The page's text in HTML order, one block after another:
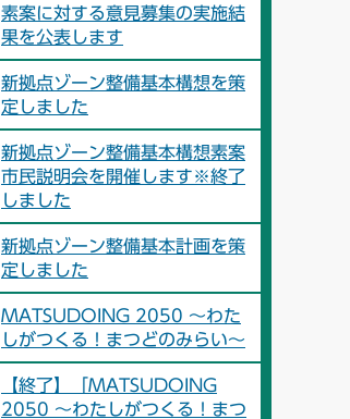
素案に対する意見募集の実施結
果を公表します
新拠点ゾーン整備基本構想を策
定しました
新拠点ゾーン整備基本構想素案
市民説明会を開催します※終了
しました
新拠点ゾーン整備基本計画を策
定しました
MATSUDOING 2050 ～わた
しがつくる！まつどのみらい～
【終了】「MATSUDOING
2050 ～わたしがつくる！まつ